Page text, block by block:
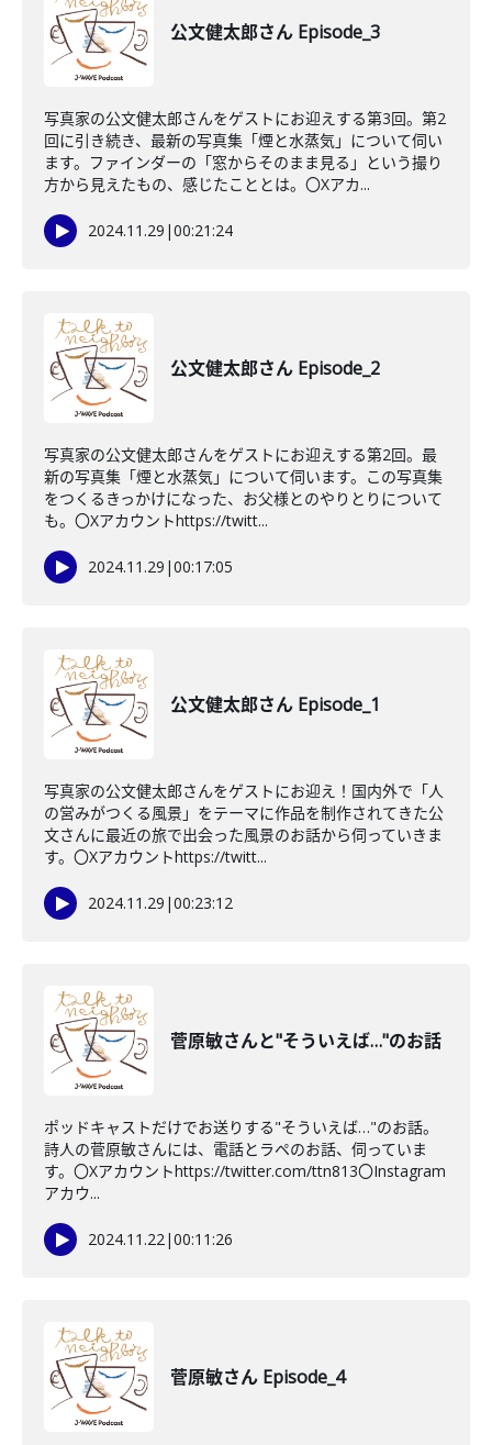
公文健太郎さん Episode_3
写真家の公文健太郎さんをゲストにお迎えする第3回。第2
回に引き続き、最新の写真集「煙と水蒸気」について伺い
ます。ファインダーの「窓からそのまま見る」という撮り
方から見えたもの、感じたこととは。〇Xアカ...
2024.11.29 |00:21:24
公文健太郎さん Episode_2
写真家の公文健太郎さんをゲストにお迎えする第2回。最
新の写真集「煙と水蒸気」について伺います。この写真集
をつくるきっかけになった、お父様とのやりとりについて
も。〇Xアカウントhttps://twitt...
2024.11.29 |00:17:05
公文健太郎さん Episode_1
写真家の公文健太郎さんをゲストにお迎え！国内外で「人
の営みがつくる風景」をテーマに作品を制作されてきた公
文さんに最近の旅で出会った風景のお話から伺っていきま
す。〇Xアカウントhttps://twitt...
2024.11.29 |00:23:12
菅原敏さんと"そういえば…"のお話
ポッドキャストだけでお送りする"そういえば…"のお話。
詩人の菅原敏さんには、電話とラペのお話、伺っていま
す。〇Xアカウントhttps://twitter.com/ttn813〇Instagram
アカウ...
2024.11.22|00:11:26
菅原敏さん Episode_4